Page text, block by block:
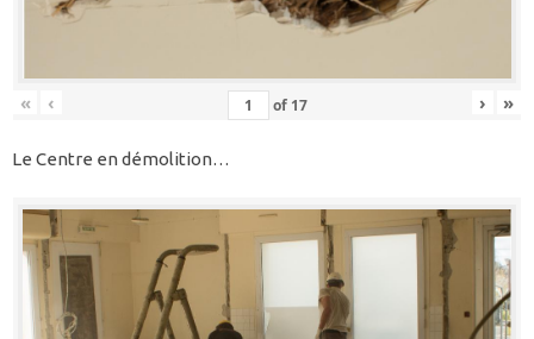
« ‹ of 17 › »
Le Centre en démolition…